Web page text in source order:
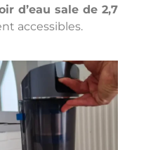
d’eau sale de 2,7
accessibles.